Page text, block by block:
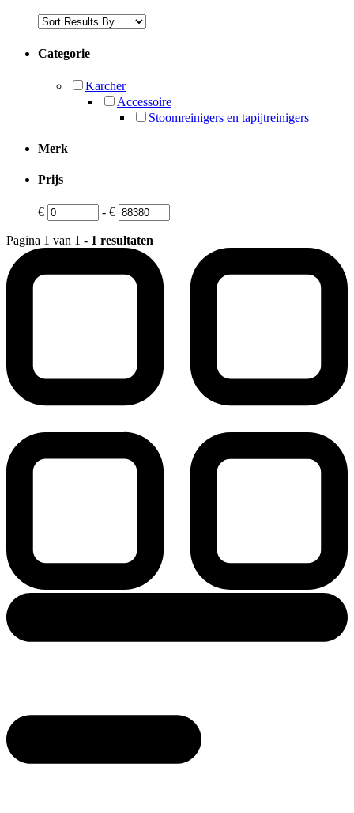
Categorie
Karcher
Accessoire
Stoomreinigers en tapijtreinigers
Merk
Prijs
€ - €
Pagina 1 van 1 - 1 resultaten